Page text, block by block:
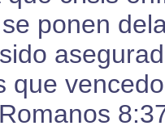
ponen
que